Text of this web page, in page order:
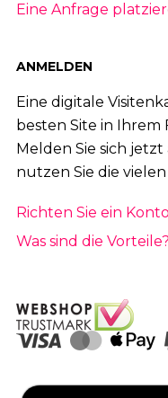
Eine Anfrage
ANMELDEN
Eine digitale
besten Site in Ihrem
Melden Sie sich jetzt
nutzen Sie die
Richten Sie ein
Was sind die